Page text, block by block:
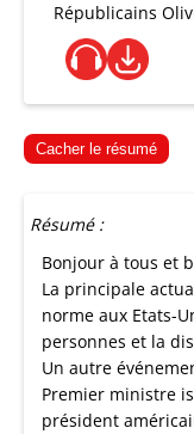
Républicains
Cacher le résumé
Résumé :
Bonjour à tous et
La principale
norme aux Etats-
personnes et la
Un autre
Premier ministre
président